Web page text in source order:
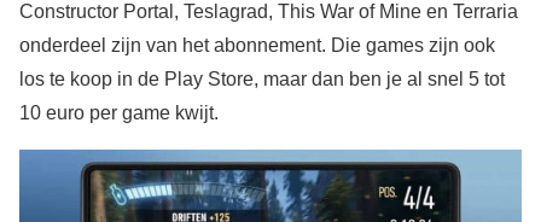
Constructor Portal, Teslagrad, This War of Mine en Terraria
onderdeel zijn van het abonnement. Die games zijn ook
los te koop in de Play Store, maar dan ben je al snel 5 tot
10 euro per game kwijt.